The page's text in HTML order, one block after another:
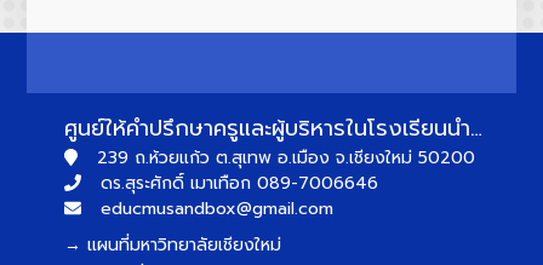
ศูนย์ให้คำปรึกษาครูและผู้บริหารในโรงเรียนนำร่องพื้นที่นวัตกรรมการศึกษาจังหวัดเชียงใหม่
239 ถ.ห้วยแก้ว ต.สุเทพ อ.เมือง จ.เชียงใหม่ 50200
ดร.สุระศักดิ์ เมาเทือก 089-7006646
educmusandbox@gmail.com
→ แผนที่มหาวิทยาลัยเชียงใหม่